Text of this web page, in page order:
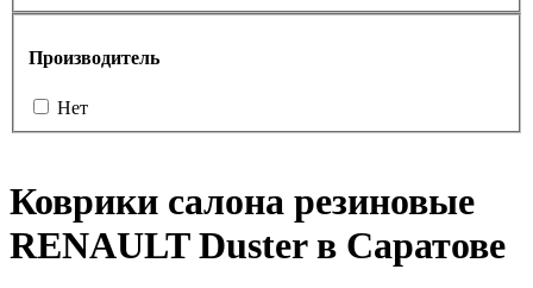
Производитель
Нет
Коврики салона резиновые
RENAULT Duster в Саратове